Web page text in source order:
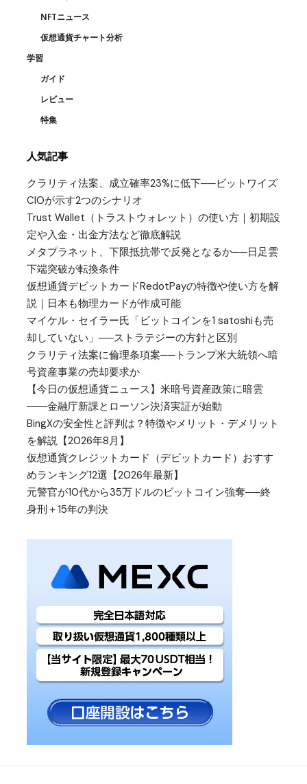
NFTニュース
仮想通貨チャート分析
学習
ガイド
レビュー
特集
人気記事
クラリティ法案、成立確率23%に低下──ビットワイズ
CIOが示す2つのシナリオ
Trust Wallet（トラストウォレット）の使い方｜初期設
定や入金・出金方法など徹底解説
メタプラネット、下限抵抗帯で反発となるか──日足雲
下端突破が転換条件
仮想通貨デビットカードRedotPayの特徴や使い方を解
説｜日本も物理カードが作成可能
マイケル・セイラー氏「ビットコインを1 satoshiも売
却していない」──ストラテジーの方針と区別
クラリティ法案に倫理条項案──トランプ米大統領へ暗
号資産事業の売却要求か
【今日の仮想通貨ニュース】米暗号資産政策に暗雲
――金融庁新課とローソン決済実証が始動
BingXの安全性と評判は？特徴やメリット・デメリット
を解説【2026年8月】
仮想通貨クレジットカード（デビットカード）おすす
めランキング12選【2026年最新】
元警官が10代から35万ドルのビットコイン強奪──終
身刑＋15年の判決